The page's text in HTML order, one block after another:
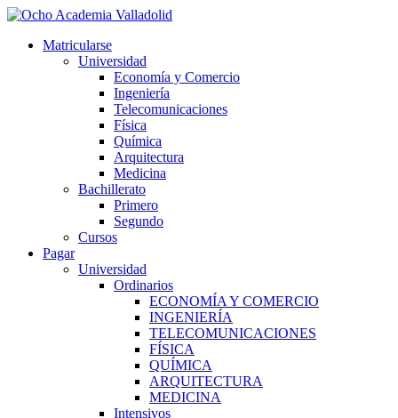
Ir
contenidoMatricularse
Universidad
Economía y Comercio
Ingeniería
Telecomunicaciones
Física
Química
Arquitectura
Medicina
Bachillerato
Primero
Segundo
Cursos
Pagar
Universidad
Ordinarios
ECONOMÍA Y COMERCIO
INGENIERÍA
TELECOMUNICACIONES
FÍSICA
QUÍMICA
ARQUITECTURA
MEDICINA
Intensivos